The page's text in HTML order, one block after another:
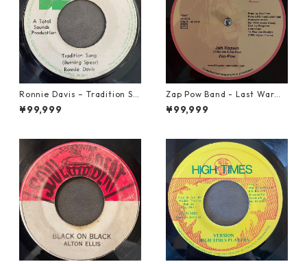
Ronnie Davis – Tradition So
ng【7-22003】
¥99,999
Zap Pow Band - Last War【1
2-50056】
¥99,999